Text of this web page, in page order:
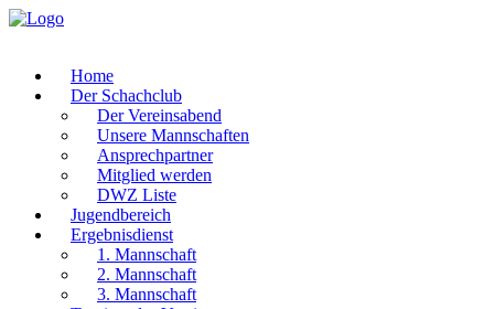
Home
Der Schachclub
Der Vereinsabend
Unsere Mannschaften
Ansprechpartner
Mitglied werden
DWZ Liste
Jugendbereich
Ergebnisdienst
1. Mannschaft
2. Mannschaft
3. Mannschaft